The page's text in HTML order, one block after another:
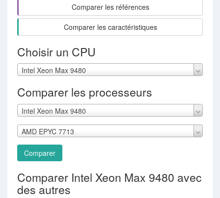
Comparer les références
Comparer les caractéristiques
Choisir un CPU
Intel Xeon Max 9480
Comparer les processeurs
Intel Xeon Max 9480
AMD EPYC 7713
Comparer
Comparer Intel Xeon Max 9480 avec
des autres